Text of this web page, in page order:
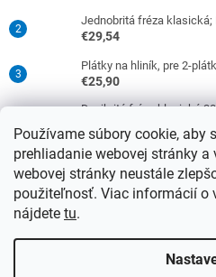
Používame súbory cookie, aby
prehliadanie webovej stránky
webovej stránky neustále
použiteľnosť. Viac informácií o
nájdete tu.
Jednobritá fréza klasická;
€29,54
Plátky na hliník, pre 2-
€25,90
Dvojbritá fréza klasická
€38,33
Jednobritá fréza klasická;
€29,54